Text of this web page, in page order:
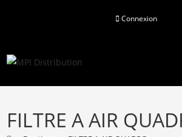
Connexion
FILTRE A AIR